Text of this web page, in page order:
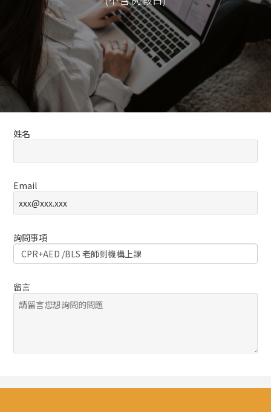
姓名
Email
詢問事項
留言